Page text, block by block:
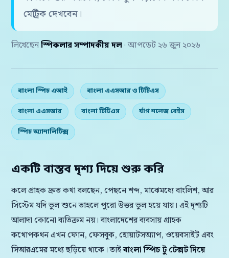
মেট্রিক দেখবেন।
লিখেছেন স্পিকলার সম্পাদকীয় দল · আপডেট ২৬ জুন ২০২৬
বাংলা স্পিচ এআই বাংলা এএসআর ও টিটিএস
বাংলা এএসআর বাংলা টিটিএস র্যাগ নলেজ বেইস
স্পিচ অ্যানালিটিক্স
একটি বাস্তব দৃশ্য দিয়ে শুরু করি
কলে গ্রাহক দ্রুত কথা বলছেন, পেছনে শব্দ, মাঝেমধ্যে বাংলিশ, আর
সিস্টেম যদি ভুল শুনে তাহলে পুরো উত্তর ভুল হয়ে যায়। এই দৃশ্যটি
আলাদা কোনো ব্যতিক্রম নয়। বাংলাদেশের ব্যবসায় গ্রাহক
কথোপকথন এখন ফোন, ফেসবুক, হোয়াটসঅ্যাপ, ওয়েবসাইট এবং
সিআরএমের মধ্যে ছড়িয়ে থাকে। তাইবাংলা স্পিচ টু টেক্সট দিয়ে